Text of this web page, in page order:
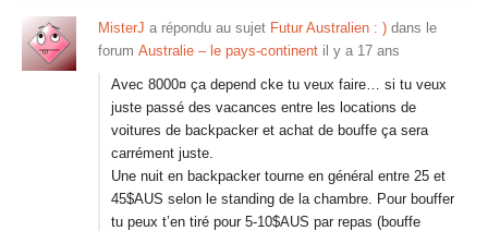
MisterJ a répondu au sujet Futur Australien : ) dans le
forum Australie – le pays-continent il y a 17 ans
Avec 8000¤ ça depend cke tu veux faire… si tu veux
juste passé des vacances entre les locations de
voitures de backpacker et achat de bouffe ça sera
carrément juste.
Une nuit en backpacker tourne en général entre 25 et
45$AUS selon le standing de la chambre. Pour bouffer
tu peux t’en tiré pour 5-10$AUS par repas (bouffe